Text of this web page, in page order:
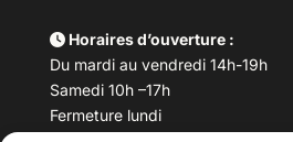
Horaires d’ouverture :
Du mardi au vendredi 14h-19h
Samedi 10h –17h
Fermeture lundi